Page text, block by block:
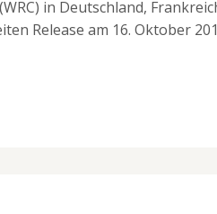
in Deutschland,
Release am 16. Oktober